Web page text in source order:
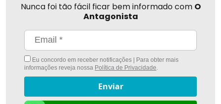
Nunca foi tão fácil ficar bem informado com O
Antagonista
Eu concordo em receber notificações | Para obter mais
informações reveja nossa Política de Privacidade.
Enviar